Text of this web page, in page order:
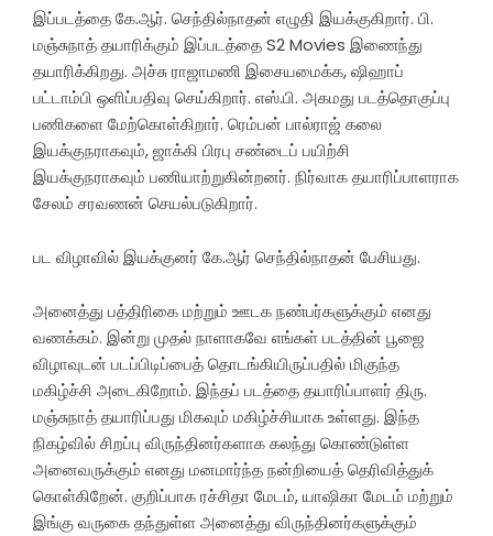
இப்படத்தை கே.ஆர். செந்தில்நாதன் எழுதி இயக்குகிறார். பி.
மஞ்சுநாத் தயாரிக்கும் இப்படத்தை S2 Movies இணைந்து
தயாரிக்கிறது. அச்சு ராஜாமணி இசையமைக்க, ஷிஹாப்
பட்டாம்பி ஒளிப்பதிவு செய்கிறார். எஸ்.பி. அகமது படத்தொகுப்பு
பணிகளை மேற்கொள்கிறார். ரெம்பன் பால்ராஜ் கலை
இயக்குநராகவும், ஜாக்கி பிரபு சண்டைப் பயிற்சி
இயக்குநராகவும் பணியாற்றுகின்றனர். நிர்வாக தயாரிப்பாளராக
சேலம் சரவணன் செயல்படுகிறார்.
பட விழாவில் இயக்குனர் கே.ஆர் செந்தில்நாதன் பேசியது.
அனைத்து பத்திரிகை மற்றும் ஊடக நண்பர்களுக்கும் எனது
வணக்கம். இன்று முதல் நாளாகவே எங்கள் படத்தின் பூஜை
விழாவுடன் படப்பிடிப்பைத் தொடங்கியிருப்பதில் மிகுந்த
மகிழ்ச்சி அடைகிறோம். இந்தப் படத்தை தயாரிப்பாளர் திரு.
மஞ்சுநாத் தயாரிப்பது மிகவும் மகிழ்ச்சியாக உள்ளது. இந்த
நிகழ்வில் சிறப்பு விருந்தினர்களாக கலந்து கொண்டுள்ள
அனைவருக்கும் எனது மனமார்ந்த நன்றியைத் தெரிவித்துக்
கொள்கிறேன். குறிப்பாக ரச்சிதா மேடம், யாஷிகா மேடம் மற்றும்
இங்கு வருகை தந்துள்ள அனைத்து விருந்தினர்களுக்கும்